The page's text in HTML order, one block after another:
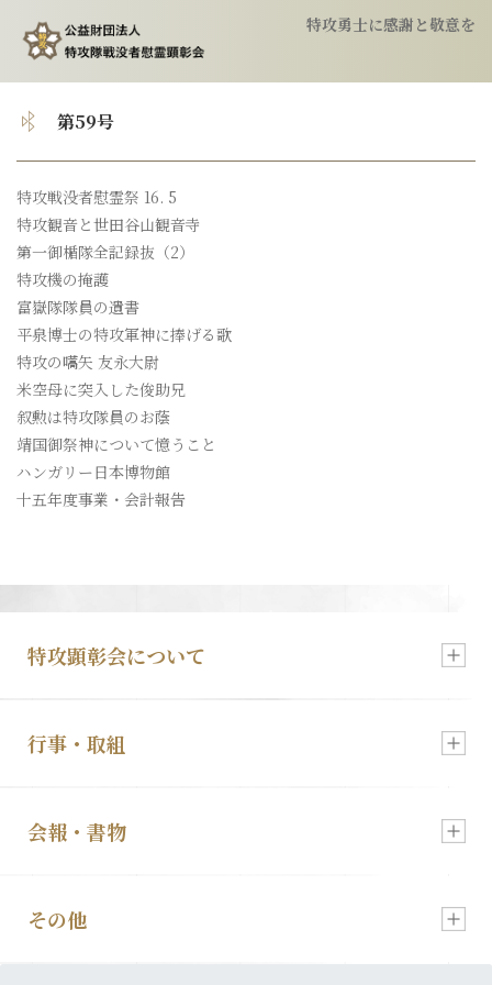
特攻勇士に感謝と敬意を
トップ
顕彰会について
特攻隊について
慰霊祭のご案内
特攻像の奉納
会報
第59号
特攻戦没者慰霊祭 16. 5
特攻観音と世田谷山観音寺
第一御楯隊全記録抜（2）
特攻機の掩護
富嶽隊隊員の遺書
平泉博士の特攻軍神に捧げる歌
特攻の嚆矢 友永大尉
米空母に突入した俊助兄
叙勲は特攻隊員のお蔭
靖国御祭神について憶うこと
ハンガリー日本博物館
十五年度事業・会計報告
特攻顕彰会について
新着情報
顕彰会について
行事・取組
慰霊祭のご案内
特攻像の奉納
会報・書物
会報「特攻」
その他